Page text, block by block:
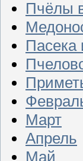
Пчёлы
Пасека
Март
Апрель
Май